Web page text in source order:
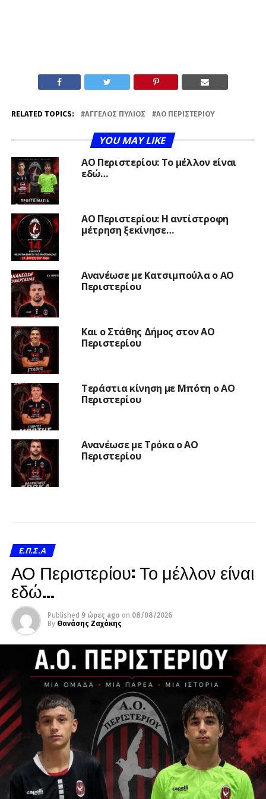
RELATED TOPICS: ΆΓΓΕΛΟΣ ΠΎΛΙΟΣ ΑΟ ΠΕΡΙΣΤΕΡΊΟΥ
YOU MAY LIKE
ΑΟ Περιστερίου: Το μέλλον είναι
εδώ…
ΑΟ Περιστερίου: Η αντίστροφη
μέτρηση ξεκίνησε…
Ανανέωσε με Κατσιμπούλα ο ΑΟ
Περιστερίου
Και ο Στάθης Δήμος στον ΑΟ
Περιστερίου
Τεράστια κίνηση με Μπότη ο ΑΟ
Περιστερίου
Ανανέωσε με Τρόκα ο ΑΟ
Περιστερίου
Ε.Π.Σ.Α
ΑΟ Περιστερίου: Το μέλλον είναι
εδώ…
Published 9 ώρες ago on 08/08/2026
By Θανάσης Ζαχάκης